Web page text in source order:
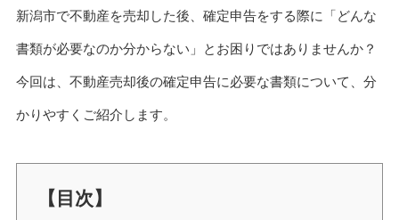
新潟市で不動産を売却した後、確定申告をする際に「どんな
書類が必要なのか分からない」とお困りではありませんか？
今回は、不動産売却後の確定申告に必要な書類について、分
かりやすくご紹介します。
【目次】